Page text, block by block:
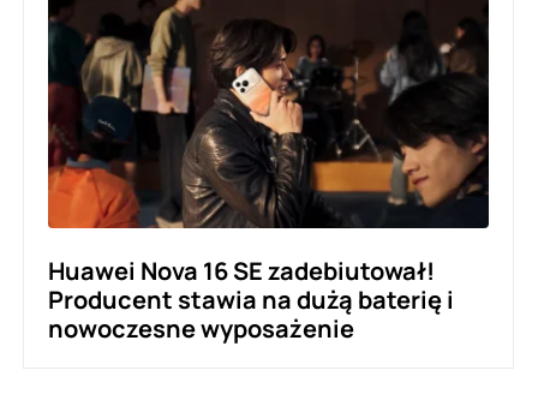
Huawei Nova 16 SE zadebiutował!
Producent stawia na dużą baterię i
nowoczesne wyposażenie